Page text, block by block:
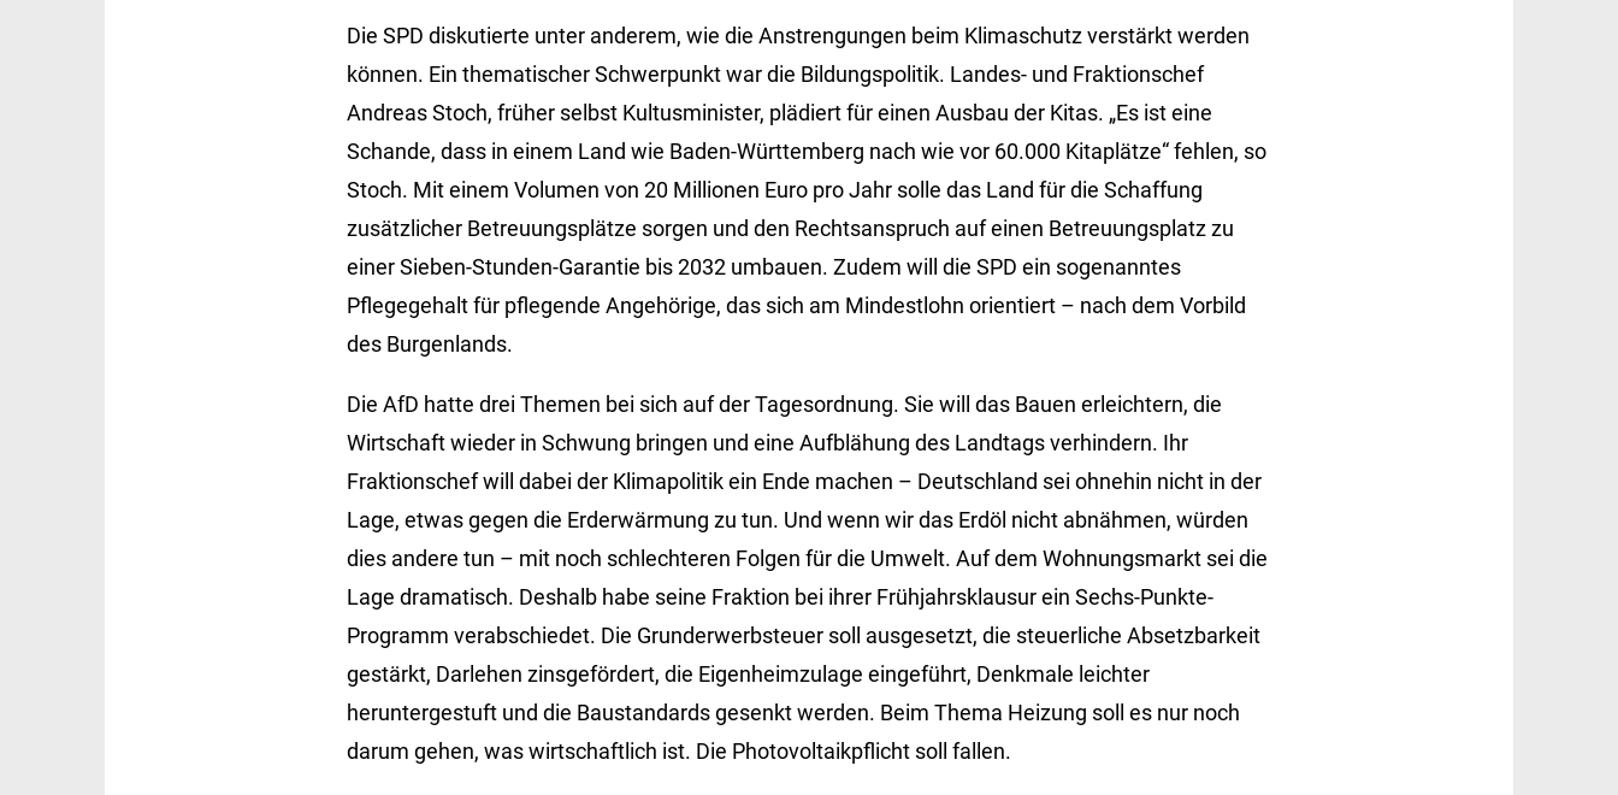
Die SPD diskutierte unter anderem, wie die Anstrengungen beim Klimaschutz verstärkt werden
können. Ein thematischer Schwerpunkt war die Bildungspolitik. Landes- und Fraktionschef
Andreas Stoch, früher selbst Kultusminister, plädiert für einen Ausbau der Kitas. „Es ist eine
Schande, dass in einem Land wie Baden-Württemberg nach wie vor 60.000 Kitaplätze“ fehlen, so
Stoch. Mit einem Volumen von 20 Millionen Euro pro Jahr solle das Land für die Schaffung
zusätzlicher Betreuungsplätze sorgen und den Rechtsanspruch auf einen Betreuungsplatz zu
einer Sieben-Stunden-Garantie bis 2032 umbauen. Zudem will die SPD ein sogenanntes
Pflegegehalt für pflegende Angehörige, das sich am Mindestlohn orientiert – nach dem Vorbild
des Burgenlands.
Die AfD hatte drei Themen bei sich auf der Tagesordnung. Sie will das Bauen erleichtern, die
Wirtschaft wieder in Schwung bringen und eine Aufblähung des Landtags verhindern. Ihr
Fraktionschef will dabei der Klimapolitik ein Ende machen – Deutschland sei ohnehin nicht in der
Lage, etwas gegen die Erderwärmung zu tun. Und wenn wir das Erdöl nicht abnähmen, würden
dies andere tun – mit noch schlechteren Folgen für die Umwelt. Auf dem Wohnungsmarkt sei die
Lage dramatisch. Deshalb habe seine Fraktion bei ihrer Frühjahrsklausur ein Sechs-Punkte-
Programm verabschiedet. Die Grunderwerbsteuer soll ausgesetzt, die steuerliche Absetzbarkeit
gestärkt, Darlehen zinsgefördert, die Eigenheimzulage eingeführt, Denkmale leichter
heruntergestuft und die Baustandards gesenkt werden. Beim Thema Heizung soll es nur noch
darum gehen, was wirtschaftlich ist. Die Photovoltaikpflicht soll fallen.